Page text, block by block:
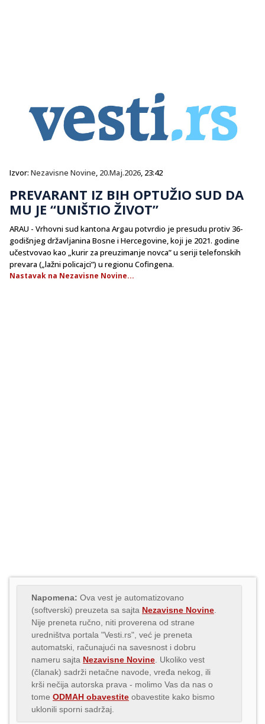
Izvor: Nezavisne Novine, 20.Maj.2026, 23:42
PREVARANT IZ BIH OPTUŽIO SUD DA
MU JE “UNIŠTIO ŽIVOT”
ARAU - Vrhovni sud kantona Argau potvrdio je presudu protiv 36-
godišnjeg državljanina Bosne i Hercegovine, koji je 2021. godine
učestvovao kao „kurir za preuzimanje novca” u seriji telefonskih
prevara („lažni policajci”) u regionu Cofingena.
Nastavak na Nezavisne Novine...
Napomena: Ova vest je automatizovano
(softverski) preuzeta sa sajta Nezavisne Novine
Nije preneta ručno, niti proverena od strane
uredništva portala "Vesti.rs", već je preneta
automatski, računajući na savesnost i dobru
nameru sajta Nezavisne Novine . Ukoliko vest
(članak) sadrži netačne navode, vređa nekog, ili
krši nečija autorska prava - molimo Vas da nas o
tome ODMAH obavestite obavestite kako bismo
uklonili sporni sadržaj.